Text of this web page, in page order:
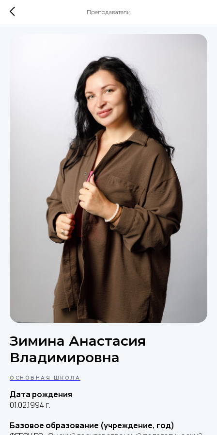
Преподаватели
Зимина Анастасия
Владимировна
ОСНОВНАЯ ШКОЛА
Дата рождения
01.02.1994 г.
Базовое образование (учреждение, год)